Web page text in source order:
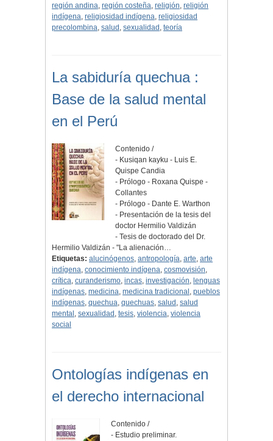
región andina, región costeña, religión, religión
indígena, religiosidad indígena, religiosidad
precolombina, salud , sexualidad , teoría
La sabiduría quechua :
Base de la salud mental
en el Perú
Contenido /
- Kusiqan kayku - Luis E.
Quispe Candia
- Prólogo - Roxana Quispe -
Collantes
- Prólogo - Dante E. Warthon
- Presentación de la tesis del
doctor Hermilio Valdizán
- Tesis de doctorado del Dr.
Hermilio Valdizán - "La alienación…
Etiquetas: alucinógenos, antropología, arte, arte
indígena, conocimiento indígena, cosmovisión,
crítica, curanderismo, incas, investigación, lenguas
indígenas, medicina, medicina tradicional , pueblos
indígenas, quechua, quechuas, salud , salud
mental , sexualidad , tesis, violencia, violencia
social
Ontologías indígenas en
el derecho internacional
Contenido /
- Estudio preliminar.